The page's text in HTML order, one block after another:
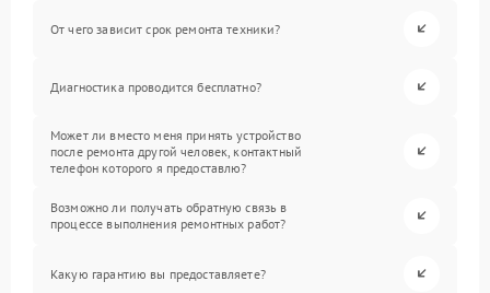
От чего зависит срок ремонта техники?
Диагностика проводится бесплатно?
Может ли вместо меня принять устройство
после ремонта другой человек, контактный
телефон которого я предоставлю?
Возможно ли получать обратную связь в
процессе выполнения ремонтных работ?
Какую гарантию вы предоставляете?